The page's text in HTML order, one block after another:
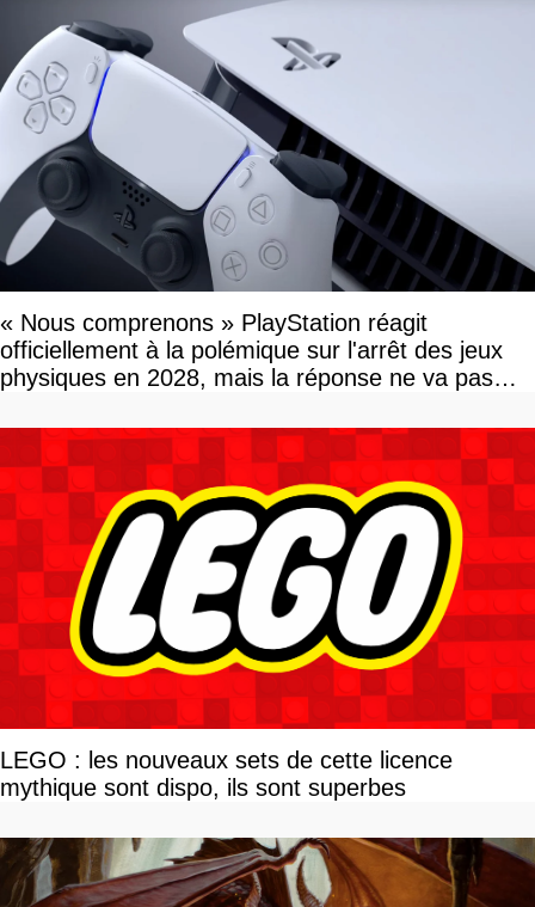
« Nous comprenons » PlayStation réagit
officiellement à la polémique sur l'arrêt des jeux
physiques en 2028, mais la réponse ne va pas
LEGO : les nouveaux sets de cette licence
mythique sont dispo, ils sont superbes